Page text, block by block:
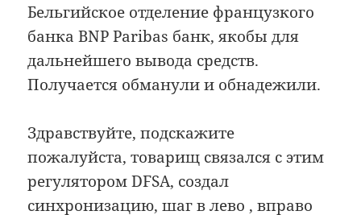
Бельгийское отделение французкого
банка BNP Paribas банк, якобы для
дальнейшего вывода средств.
Получается обманули и обнадежили.
Здравствуйте, подскажите
пожалуйста, товарищ связался с этим
регулятором DFSA, создал
синхронизацию, шаг в лево , вправо